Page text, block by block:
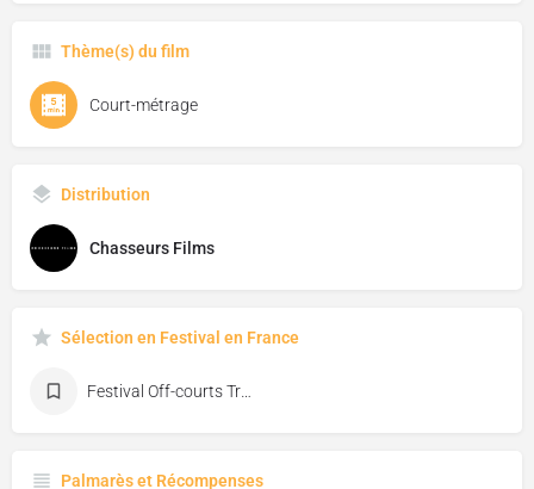
Thème(s) du film
Court-métrage
Distribution
Chasseurs Films
Sélection en Festival en France
Festival Off-courts Trouville
Palmarès et Récompenses